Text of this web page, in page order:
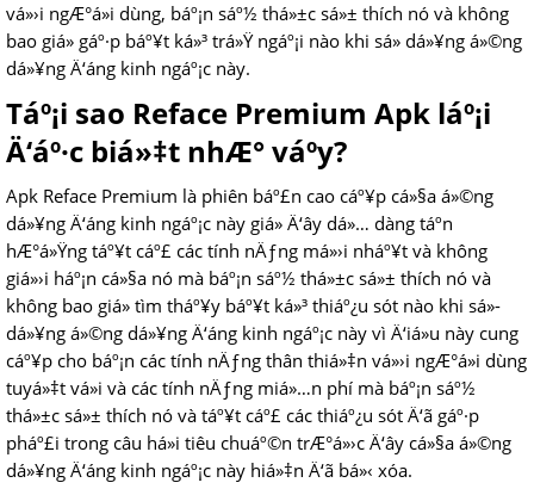
vá»›i ngÆ°á»i dùng, báº¡n sáº½ thá»±c sá»± thích nó và không
bao giá» gáº·p báº¥t ká»³ trá»Ÿ ngáº¡i nào khi sá»­ dá»¥ng á»©ng
dá»¥ng Ä‘áng kinh ngáº¡c này.
Táº¡i sao Reface Premium Apk láº¡i
Ä‘áº·c biá»‡t nhÆ° váº­y?
Apk Reface Premium là phiên báº£n cao cáº¥p cá»§a á»©ng
dá»¥ng Ä‘áng kinh ngáº¡c này giá» Ä‘ây dá»… dàng táº­n
hÆ°á»Ÿng táº¥t cáº£ các tính nÄƒng má»›i nháº¥t và không
giá»›i háº¡n cá»§a nó mà báº¡n sáº½ thá»±c sá»± thích nó và
không bao giá» tìm tháº¥y báº¥t ká»³ thiáº¿u sót nào khi sá»­
dá»¥ng á»©ng dá»¥ng Ä‘áng kinh ngáº¡c này vì Ä‘iá»u này cung
cáº¥p cho báº¡n các tính nÄƒng thân thiá»‡n vá»›i ngÆ°á»i dùng
tuyá»‡t vá»i và các tính nÄƒng miá»…n phí mà báº¡n sáº½
thá»±c sá»± thích nó và táº¥t cáº£ các thiáº¿u sót Ä‘ã gáº·p
pháº£i trong câu há»i tiêu chuáº©n trÆ°á»›c Ä‘ây cá»§a á»©ng
dá»¥ng Ä‘áng kinh ngáº¡c này hiá»‡n Ä‘ã bá»‹ xóa.